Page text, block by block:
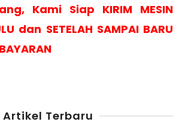
Kami Siap KIRIM MESIN
dan SETELAH SAMPAI BARU
Artikel Terbaru